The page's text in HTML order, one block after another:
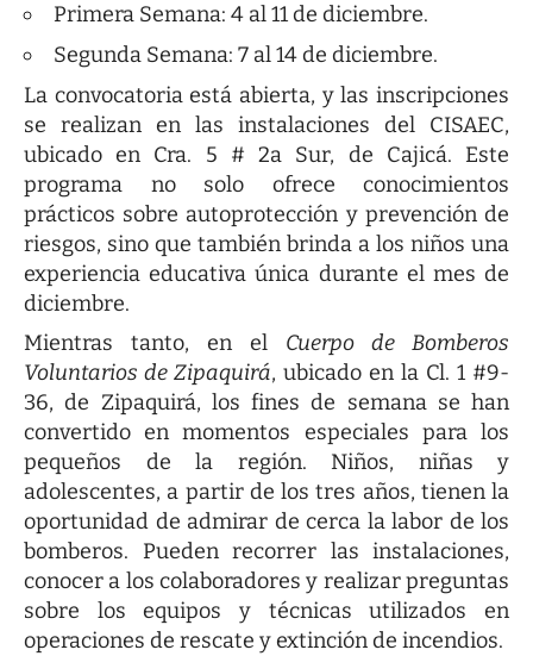
Primera Semana: 4 al 11 de diciembre.
Segunda Semana: 7 al 14 de diciembre.
La convocatoria está abierta, y las inscripciones
se realizan en las instalaciones del CISAEC,
ubicado en Cra. 5 # 2a Sur, de Cajicá. Este
programa no solo ofrece conocimientos
prácticos sobre autoprotección y prevención de
riesgos, sino que también brinda a los niños una
experiencia educativa única durante el mes de
diciembre.
Mientras tanto, en el Cuerpo de Bomberos
Voluntarios de Zipaquirá, ubicado en la Cl. 1 #9-
36, de Zipaquirá, los fines de semana se han
convertido en momentos especiales para los
pequeños de la región. Niños, niñas y
adolescentes, a partir de los tres años, tienen la
oportunidad de admirar de cerca la labor de los
bomberos. Pueden recorrer las instalaciones,
conocer a los colaboradores y realizar preguntas
sobre los equipos y técnicas utilizados en
operaciones de rescate y extinción de incendios.